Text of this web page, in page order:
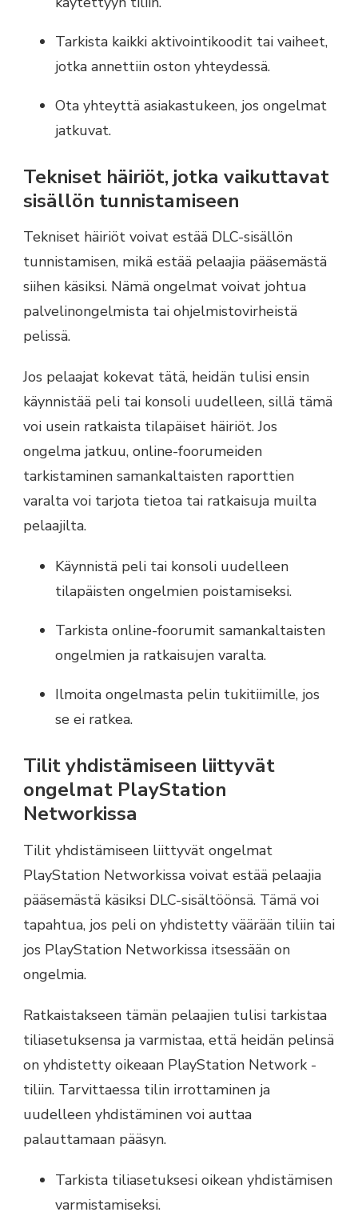
Tarkista kaikki aktivointikoodit tai vaiheet,
jotka annettiin oston yhteydessä.
Ota yhteyttä asiakastukeen, jos ongelmat
jatkuvat.
Tekniset häiriöt, jotka vaikuttavat
sisällön tunnistamiseen
Tekniset häiriöt voivat estää DLC-sisällön
tunnistamisen, mikä estää pelaajia pääsemästä
siihen käsiksi. Nämä ongelmat voivat johtua
palvelinongelmista tai ohjelmistovirheistä
pelissä.
Jos pelaajat kokevat tätä, heidän tulisi ensin
käynnistää peli tai konsoli uudelleen, sillä tämä
voi usein ratkaista tilapäiset häiriöt. Jos
ongelma jatkuu, online-foorumeiden
tarkistaminen samankaltaisten raporttien
varalta voi tarjota tietoa tai ratkaisuja muilta
pelaajilta.
Käynnistä peli tai konsoli uudelleen
tilapäisten ongelmien poistamiseksi.
Tarkista online-foorumit samankaltaisten
ongelmien ja ratkaisujen varalta.
Ilmoita ongelmasta pelin tukitiimille, jos
se ei ratkea.
Tilit yhdistämiseen liittyvät
ongelmat PlayStation
Networkissa
Tilit yhdistämiseen liittyvät ongelmat
PlayStation Networkissa voivat estää pelaajia
pääsemästä käsiksi DLC-sisältöönsä. Tämä voi
tapahtua, jos peli on yhdistetty väärään tiliin tai
jos PlayStation Networkissa itsessään on
ongelmia.
Ratkaistakseen tämän pelaajien tulisi tarkistaa
tiliasetuksensa ja varmistaa, että heidän pelinsä
on yhdistetty oikeaan PlayStation Network -
tiliin. Tarvittaessa tilin irrottaminen ja
uudelleen yhdistäminen voi auttaa
palauttamaan pääsyn.
Tarkista tiliasetuksesi oikean yhdistämisen
varmistamiseksi.